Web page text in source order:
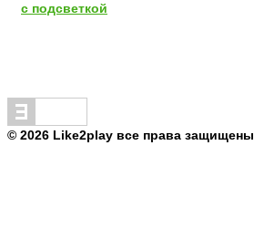
с подсветкой
© 2026 Like2play все права защищены